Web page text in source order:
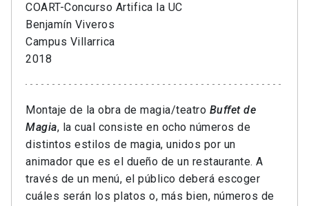
COART-Concurso Artifica la UC
Benjamín Viveros
Campus Villarrica
2018
Montaje de la obra de magia/teatro Buffet de
Magia, la cual consiste en ocho números de
distintos estilos de magia, unidos por un
animador que es el dueño de un restaurante. A
través de un menú, el público deberá escoger
cuáles serán los platos o, más bien, números de